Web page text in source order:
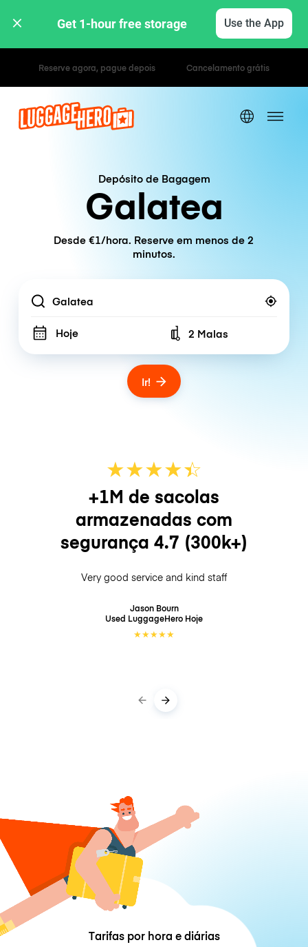
Get 1-hour free storage Use the App
Tarifas horárias / diárias
Depósito de Bagagem
Galatea
Desde €1/hora. Reserve em menos de 2
minutos.
Location
Hoje Number of bags
2 Malas
Ir!
★★★★☆
★
+1M de sacolas
armazenadas com
segurança 4.7 (300k+)
Very good service and kind staff
Jason Bourn
Used LuggageHero Hoje
★★★★★
Tarifas por hora e diárias